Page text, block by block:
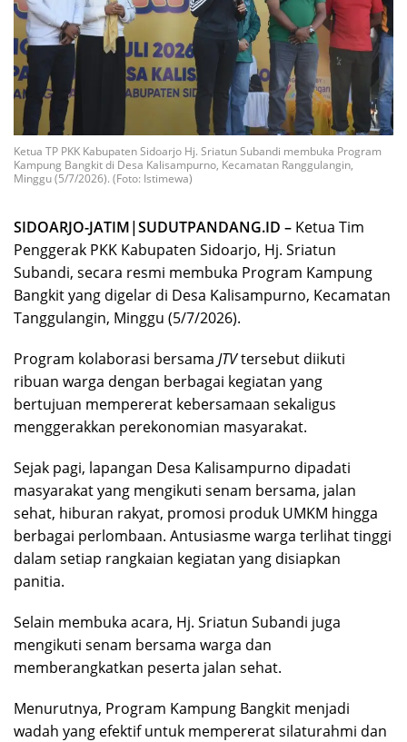
Ketua TP PKK Kabupaten Sidoarjo Hj. Sriatun Subandi membuka Program
Kampung Bangkit di Desa Kalisampurno, Kecamatan Ranggulangin,
Minggu (5/7/2026). (Foto: Istimewa)
SIDOARJO-JATIM|SUDUTPANDANG.ID – Ketua Tim
Penggerak PKK Kabupaten Sidoarjo, Hj. Sriatun
Subandi, secara resmi membuka Program Kampung
Bangkit yang digelar di Desa Kalisampurno, Kecamatan
Tanggulangin, Minggu (5/7/2026).
Program kolaborasi bersama JTVtersebut diikuti
ribuan warga dengan berbagai kegiatan yang
bertujuan mempererat kebersamaan sekaligus
menggerakkan perekonomian masyarakat.
Sejak pagi, lapangan Desa Kalisampurno dipadati
masyarakat yang mengikuti senam bersama, jalan
sehat, hiburan rakyat, promosi produk UMKM hingga
berbagai perlombaan. Antusiasme warga terlihat tinggi
dalam setiap rangkaian kegiatan yang disiapkan
panitia.
Selain membuka acara, Hj. Sriatun Subandi juga
mengikuti senam bersama warga dan
memberangkatkan peserta jalan sehat.
Menurutnya, Program Kampung Bangkit menjadi
wadah yang efektif untuk mempererat silaturahmi dan